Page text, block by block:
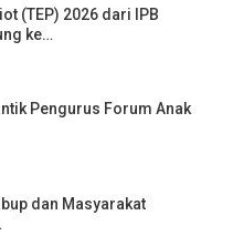
(TEP) 2026 dari IPB
ke…
Pengurus Forum Anak
dan Masyarakat